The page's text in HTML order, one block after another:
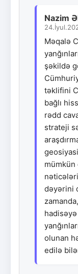
Nazim
Məqalə
şəkildə
təklifini
bağlı
rədd
strateji
dəyərini
olunan
edilə